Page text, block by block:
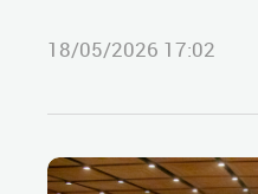
18/05/2026 17:02